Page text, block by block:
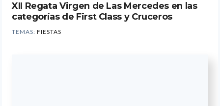
XII Regata Virgen de Las Mercedes en las
categorías de First Class y Cruceros
TEMAS: FIESTAS